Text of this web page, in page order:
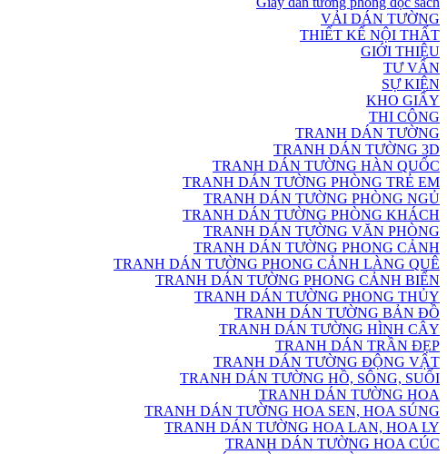
VẢI DÁN TƯỜNG
THIẾT KẾ NỘI THẤT
GIỚI THIỆU
TƯ VẤN
SỰ KIỆN
KHO GIẤY
THI CÔNG
TRANH DÁN TƯỜNG
TRANH DÁN TƯỜNG 3D
TRANH DÁN TƯỜNG HÀN QUỐC
TRANH DÁN TƯỜNG PHÒNG TRẺ EM
TRANH DÁN TƯỜNG PHÒNG NGỦ
TRANH DÁN TƯỜNG PHÒNG KHÁCH
TRANH DÁN TƯỜNG VĂN PHÒNG
TRANH DÁN TƯỜNG PHONG CẢNH
TRANH DÁN TƯỜNG PHONG CẢNH LÀNG QUÊ
TRANH DÁN TƯỜNG PHONG CẢNH BIỂN
TRANH DÁN TƯỜNG PHONG THỦY
TRANH DÁN TƯỜNG BẢN ĐỒ
TRANH DÁN TƯỜNG HÌNH CÂY
TRANH DÁN TRẦN ĐẸP
TRANH DÁN TƯỜNG ĐỘNG VẬT
TRANH DÁN TƯỜNG HỒ, SÔNG, SUỐI
TRANH DÁN TƯỜNG HOA
TRANH DÁN TƯỜNG HOA SEN, HOA SÚNG
TRANH DÁN TƯỜNG HOA LAN, HOA LY
TRANH DÁN TƯỜNG HOA CÚC